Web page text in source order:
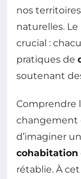
nos
naturelles.
crucial :
pratiques de
soutenant
Comprendre
changement
d’imaginer
cohabitation
rétablie. À